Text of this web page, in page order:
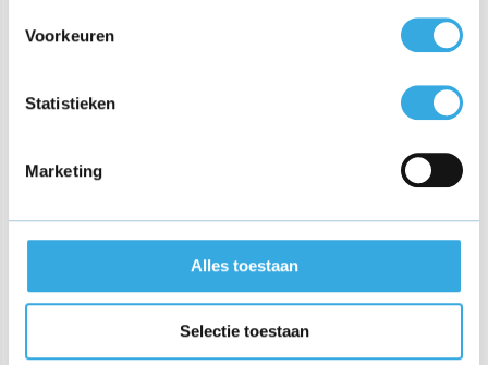
Voorkeuren
Statistieken
Marketing
Alles toestaan
Selectie toestaan
iPhone & iPad kabel 1m
459 reviews
Originele iPhone & iPad
€ 17,95
349 reviews
Lengte: